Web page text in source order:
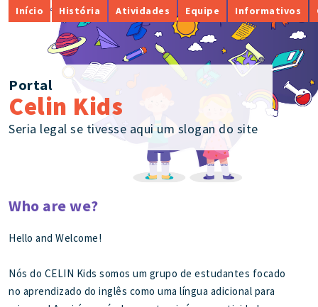
Início História Atividades Equipe Informativos
Portal
Celin Kids
Seria legal se tivesse aqui um slogan do site
Who are we?
Hello and Welcome!
Nós do CELIN Kids somos um grupo de estudantes focado
no aprendizado do inglês como uma língua adicional para